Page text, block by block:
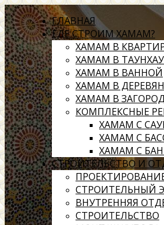
ГЛАВНАЯ
ГДЕ СТРОИМ ХАМАМ?
ХАМАМ В
ХАМАМ В
ХАМАМ В ВАННОЙ
ХАМАМ В
ХАМАМ В
КОМПЛЕКСНЫЕ
ХАМАМ С
ХАМАМ С
ХАМАМ С
СТРОИТЕЛЬСТВО И
СТРОИТЕЛЬНЫЙ
ВНУТРЕННЯЯ
СТРОИТЕЛЬСТВО